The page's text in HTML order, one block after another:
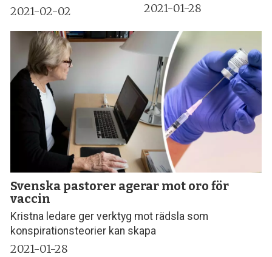
2021-02-02 2021-01-28
Svenska pastorer agerar mot oro för
vaccin
Kristna ledare ger verktyg mot rädsla som
konspirationsteorier kan skapa
2021-01-28